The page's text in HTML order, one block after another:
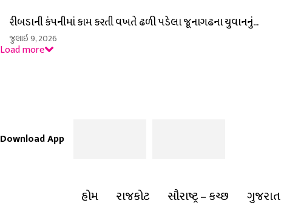
રીબડાની કંપનીમાં કામ કરતી વખતે ઢળી પડેલા જૂનાગઢના યુવાનનું...
જુલાઇ 9, 2026
Load more
Download App
હોમ રાજકોટ સૌરાષ્ટ્ર – કચ્છ ગુજરાત